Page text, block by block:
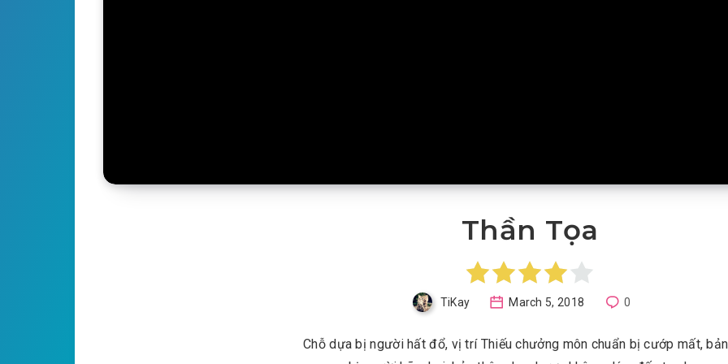
Thần Tọa
TiKay March 5, 2018 0
Chỗ dựa bị người hất đổ, vị trí Thiếu chưởng môn chuẩn bị cướp mất,